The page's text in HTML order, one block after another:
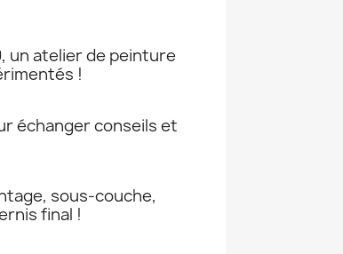
un atelier de peinture
!
échanger conseils et
sous-couche,
final !